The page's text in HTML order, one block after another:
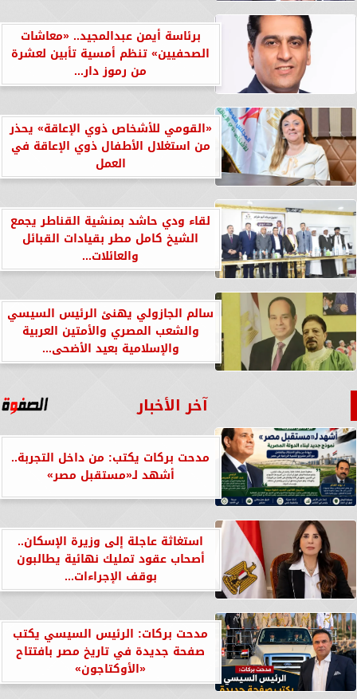
برئاسة أيمن عبدالمجيد.. «معاشات
الصحفيين» تنظم أمسية تأبين لعشرة
من رموز دار...
«القومي للأشخاص ذوي الإعاقة» يحذر
من استغلال الأطفال ذوي الإعاقة في
العمل
لقاء ودي حاشد بمنشية القناطر يجمع
الشيخ كامل مطر بقيادات القبائل
والعائلات...
سالم الجازولي يهنئ الرئيس السيسي
والشعب المصري والأمتين العربية
والإسلامية بعيد الأضحى...
آخر الأخبار
مدحت بركات يكتب: من داخل التجربة..
أشهد لـ«مستقبل مصر»
استغاثة عاجلة إلى وزيرة الإسكان..
أصحاب عقود تمليك نهائية يطالبون
بوقف الإجراءات...
مدحت بركات: الرئيس السيسي يكتب
صفحة جديدة في تاريخ مصر بافتتاح
«الأوكتاجون»